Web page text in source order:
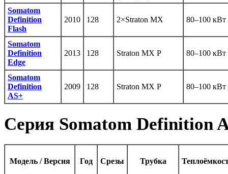
Somatom
Definition
Flash
2010 128 2×Straton MX 80–100 кВт
Somatom
Definition
Edge
2013 128 Straton MX P 80–100 кВт
Somatom
Definition
AS+
2009 128 Straton MX P 80–100 кВт
Серия Somatom Definition
Модель / Версия Год Срезы Трубка